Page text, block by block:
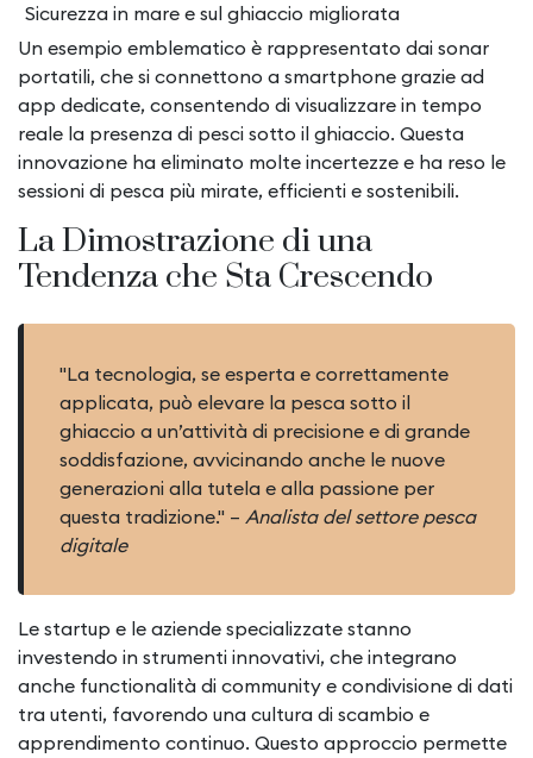
Sicurezza in mare e sul ghiaccio migliorata
Un esempio emblematico è rappresentato dai sonar
portatili, che si connettono a smartphone grazie ad
app dedicate, consentendo di visualizzare in tempo
reale la presenza di pesci sotto il ghiaccio. Questa
innovazione ha eliminato molte incertezze e ha reso le
sessioni di pesca più mirate, efficienti e sostenibili.
La Dimostrazione di una
Tendenza che Sta Crescendo
"La tecnologia, se esperta e correttamente
applicata, può elevare la pesca sotto il
ghiaccio a un’attività di precisione e di grande
soddisfazione, avvicinando anche le nuove
generazioni alla tutela e alla passione per
questa tradizione." – Analista del settore pesca
digitale
Le startup e le aziende specializzate stanno
investendo in strumenti innovativi, che integrano
anche functionalità di community e condivisione di dati
tra utenti, favorendo una cultura di scambio e
apprendimento continuo. Questo approccio permette